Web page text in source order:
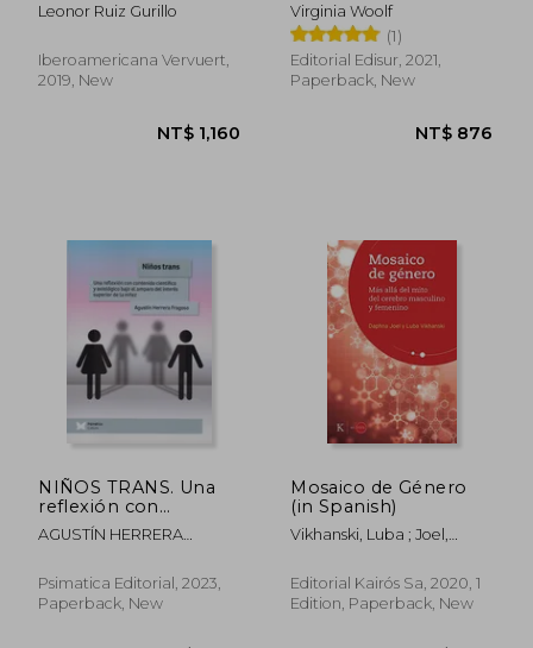
NT$ 665 NT$
Leonor Ruiz Gurillo
Iberoamericana Vervuert,
2019, New
Virginia Woolf
(1)
Editorial Edisur, 2021,
Paperback, New
NIÑOS TRANS. Una
reflexión con
contenido científico y
axiológico bajo el
superior de la niñez
(in Spanish)
AGUSTÍN HERRERA
Psimatica Editorial, 2023,
Paperback, New
Mosaico de Género
(in Spanish)
Vikhanski, Luba ; Joel,
Editorial Kairós Sa, 2020, 1
Edition, Paperback, New